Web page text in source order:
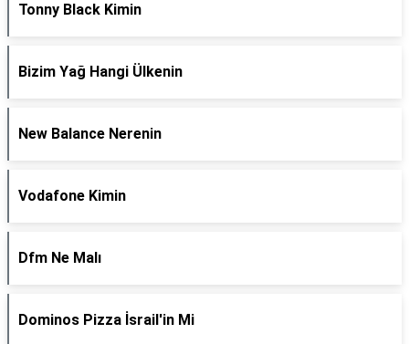
Tonny Black Kimin
Bizim Yağ Hangi Ülkenin
New Balance Nerenin
Vodafone Kimin
Dfm Ne Malı
Dominos Pizza İsrail'in Mi